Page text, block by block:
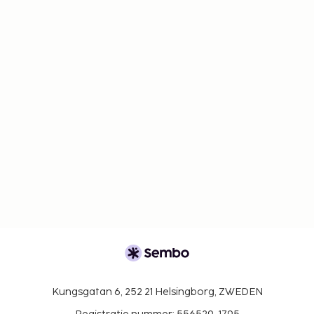
Kungsgatan 6, 252 21 Helsingborg, ZWEDEN